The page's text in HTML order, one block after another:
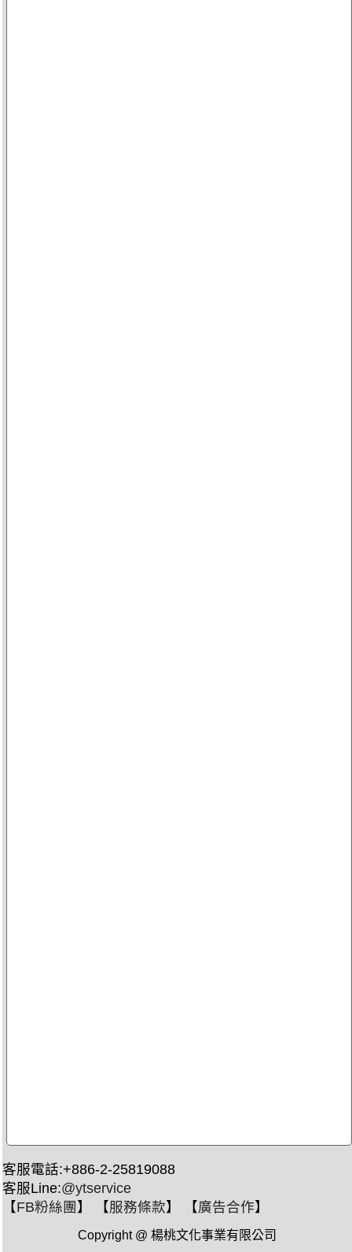
客服電話:+886-2-25819088
客服Line:@ytservice
【FB粉絲團 】 【服務條款】 【廣告合作】
Copyright @ 楊桃文化事業有限公司